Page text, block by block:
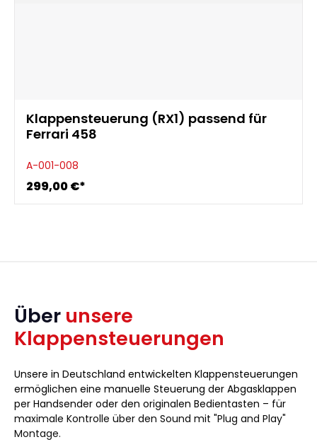
Klappensteuerung (RX1) passend für
Ferrari 458
A-001-008
299,00 €*
Über unsere
Klappensteuerungen
Unsere in Deutschland entwickelten Klappensteuerungen
ermöglichen eine manuelle Steuerung der Abgasklappen
per Handsender oder den originalen Bedientasten – für
maximale Kontrolle über den Sound mit "Plug and Play"
Montage.